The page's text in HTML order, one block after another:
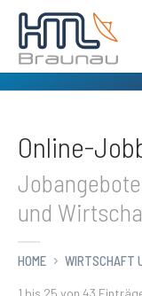
Online-
und
HOME WIRTSCHAFT